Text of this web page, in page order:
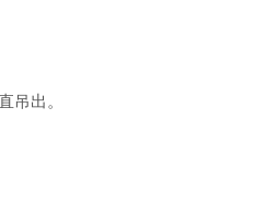
吊出。